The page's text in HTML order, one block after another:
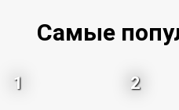
Самые
1 2